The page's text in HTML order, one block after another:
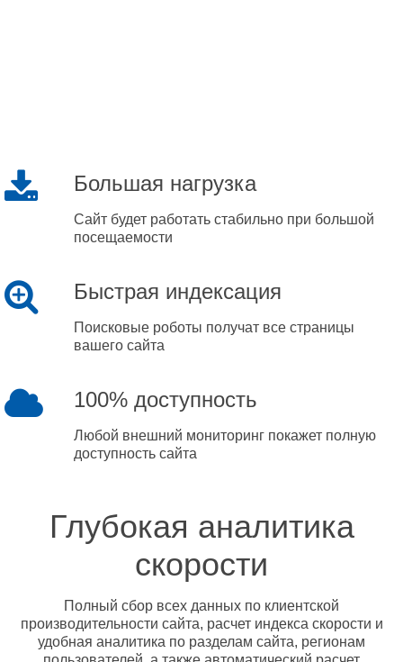
Большая нагрузка
Сайт будет работать стабильно при большой
посещаемости
Быстрая индексация
Поисковые роботы получат все страницы
вашего сайта
100% доступность
Любой внешний мониторинг покажет полную
доступность сайта
Глубокая аналитика
скорости
Полный сбор всех данных по клиентской
производительности сайта, расчет индекса скорости и
удобная аналитика по разделам сайта, регионам